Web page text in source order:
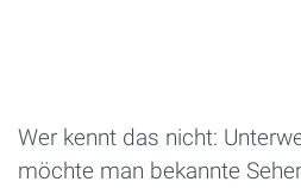
Wer kennt das nicht:
möchte man bekannte